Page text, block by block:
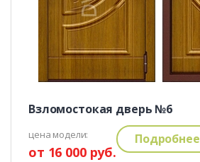
Взломостокая дверь №6
цена модели:
от 16 000 руб.
Подробнее